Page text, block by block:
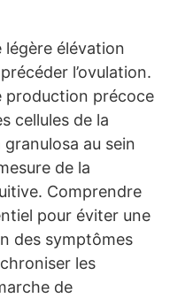
légère élévation
l’ovulation.
production précoce
cellules de la
au sein
de la
Comprendre
pour éviter une
des symptômes
les
de